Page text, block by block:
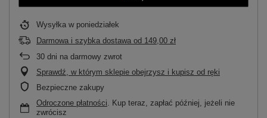
Wysyłka w poniedziałek
Darmowa i szybka dostawa od 149,00 zł
30 dni na darmowy zwrot
Sprawdź, w którym sklepie obejrzysz i kupisz od ręki
Bezpieczne zakupy
Odroczone płatności . Kup teraz, zapłać później, jeżeli nie
zwrócisz